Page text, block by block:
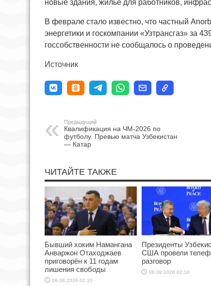
новые здания, жильё для работников,
В феврале стало известно, что частный
энергетики и госкомпании «Узтрансгаз» за
госсобственности не сообщалось о
Источник
Предыдущий
Квалификация на ЧМ-2026 по
футболу. Превью матча Узбекистан
— Катар
ЧИТАЙТЕ ТАКЖЕ
Бывший хоким Намангана
Анваржон Отаходжаев
приговорён к 11 годам
лишения свободы
08.08.2026 02:10
Президенты
США провели
разговор
08.08.2026 02:10